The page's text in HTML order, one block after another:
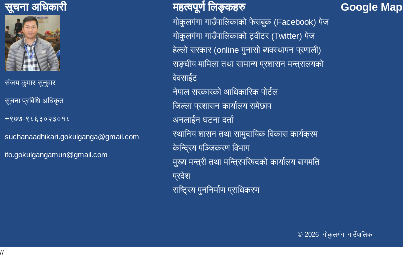
सूचना अधिकारी
संजय कुमार सुनुवार
सूचना प्रबिधि अधिकृत
+९७७-९८६३०२३०१८
suchanaadhikari.gokulganga@gmail.com
ito.gokulgangamun@gmail.com
महत्वपूर्ण लिङ्कहरु
गोकुलगंगा गाउँपालिकाको फेसबुक (Facebook) पेज
गोकुलगंगा गाउँपालिकाको ट्वीटर (Twitter) पेज
हेल्लो सरकार (online गुनासो ब्यवस्थापन प्रणाली)
सङ्घीय मामिला तथा सामान्य प्रशासन मन्त्रालयको
वेवसाईट
नेपाल सरकारको आधिकारिक पोर्टल
जिल्ला प्रशासन कार्यालय रामेछाप
अनलाईन घटना दर्ता
स्थानिय शासन तथा सामुदायिक विकास कार्यक्रम
केन्द्रिय पञ्जिकरण विभाग
मुख्य मन्त्री तथा मन्त्रिपरिषदको कार्यालय बागमति
प्रदेश
राष्ट्रिय पुननिर्माण प्राधिकरण
Google Map
© 2026 गोकुलगंगा गाउँपालिका
//